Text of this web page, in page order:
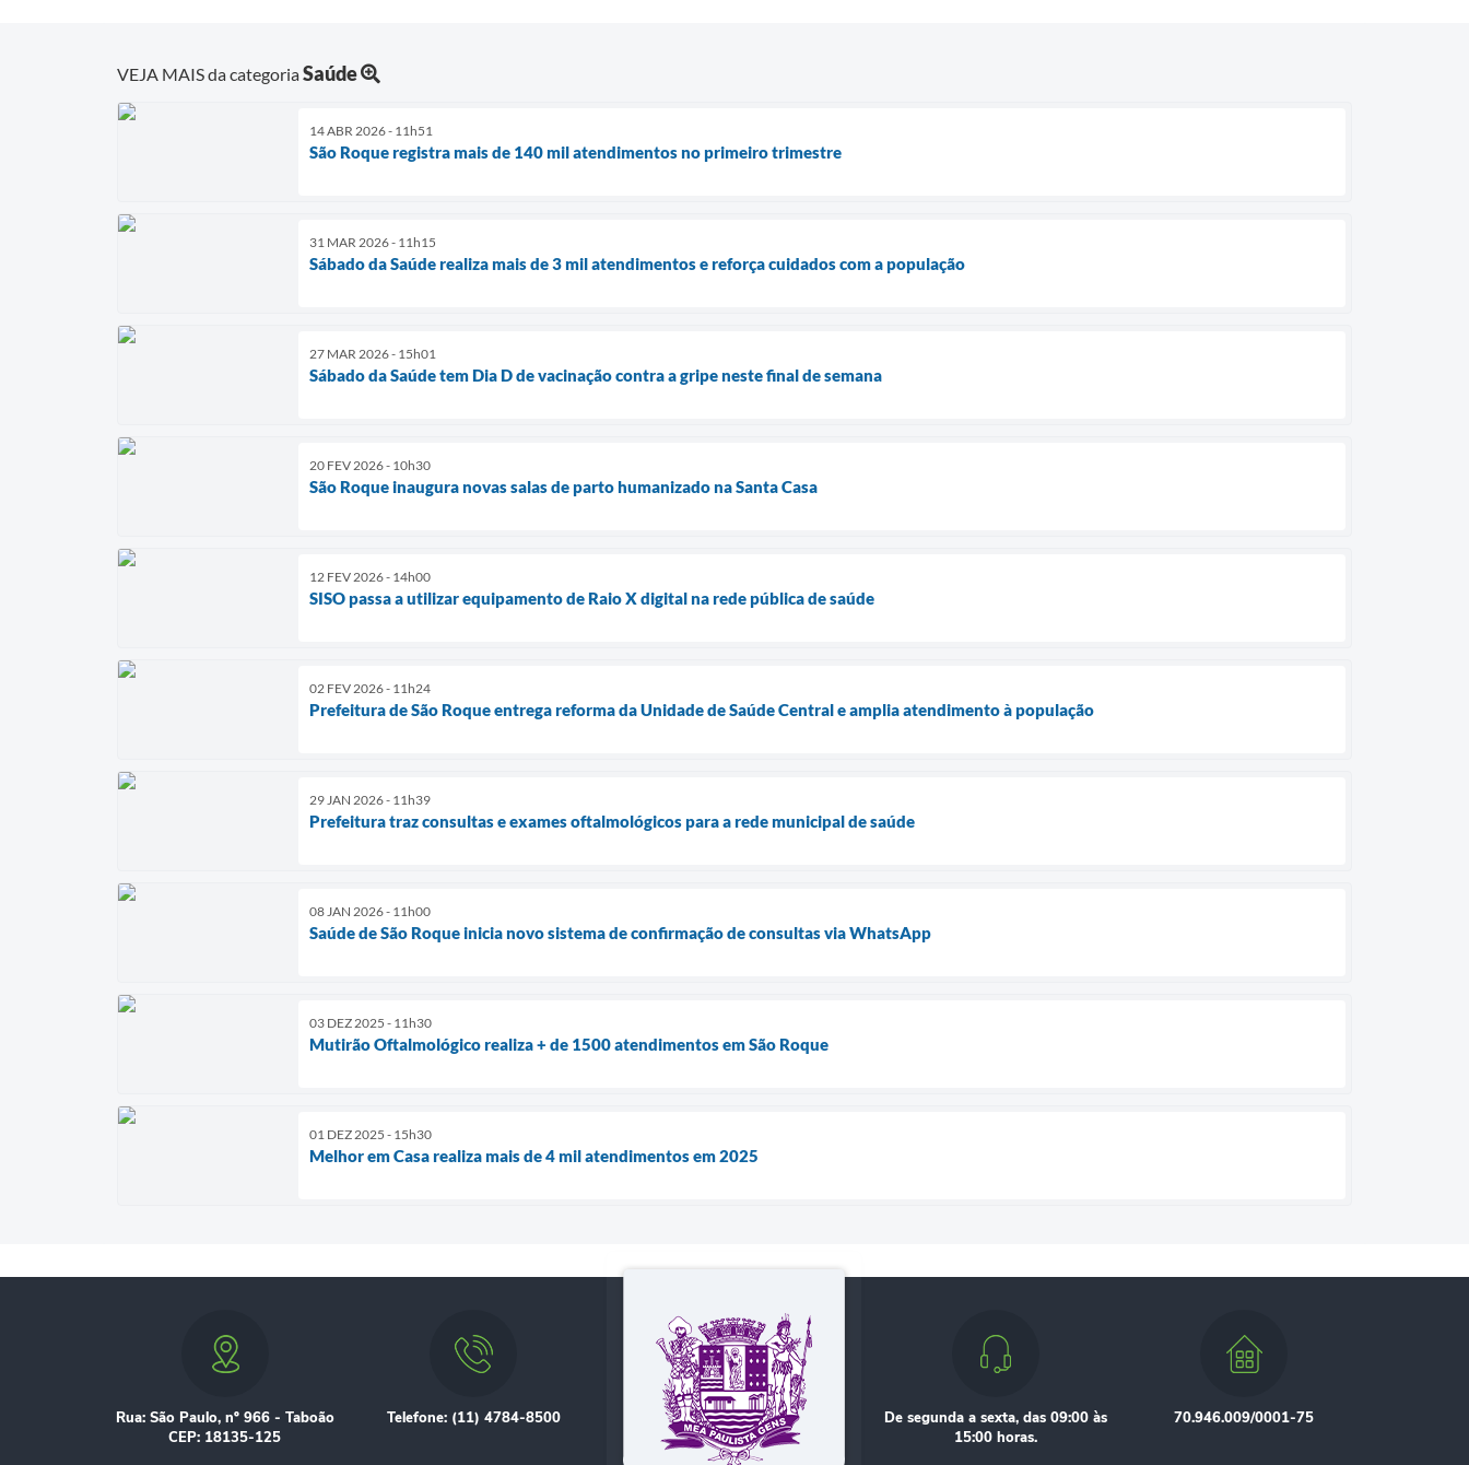
VEJA MAIS da categoriaSaúde
14 ABR 2026 - 11h51
São Roque registra mais de 140 mil atendimentos no primeiro trimestre
31 MAR 2026 - 11h15
Sábado da Saúde realiza mais de 3 mil atendimentos e reforça cuidados com a população
27 MAR 2026 - 15h01
Sábado da Saúde tem Dia D de vacinação contra a gripe neste final de semana
20 FEV 2026 - 10h30
São Roque inaugura novas salas de parto humanizado na Santa Casa
12 FEV 2026 - 14h00
SISO passa a utilizar equipamento de Raio X digital na rede pública de saúde
02 FEV 2026 - 11h24
Prefeitura de São Roque entrega reforma da Unidade de Saúde Central e amplia atendimento à população
29 JAN 2026 - 11h39
Prefeitura traz consultas e exames oftalmológicos para a rede municipal de saúde
08 JAN 2026 - 11h00
Saúde de São Roque inicia novo sistema de confirmação de consultas via WhatsApp
03 DEZ 2025 - 11h30
Mutirão Oftalmológico realiza + de 1500 atendimentos em São Roque
01 DEZ 2025 - 15h30
Melhor em Casa realiza mais de 4 mil atendimentos em 2025
Rua: São Paulo, nº 966 - Taboão
CEP: 18135-125
Telefone: (11) 4784-8500
De segunda a sexta, das 09:00 às
15:00 horas.
70.946.009/0001-75